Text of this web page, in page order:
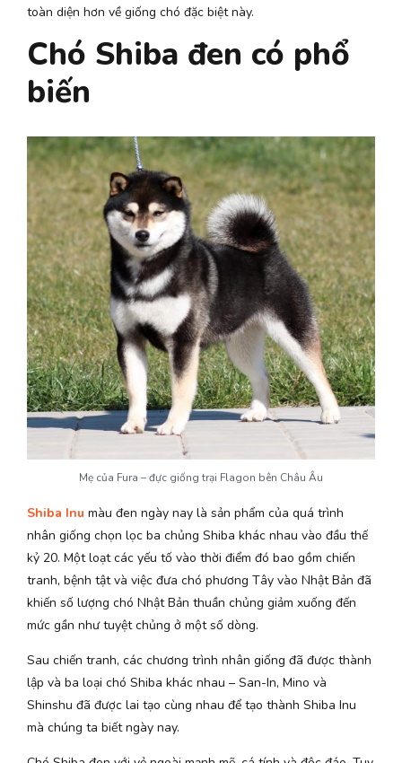
toàn diện hơn về giống chó đặc biệt này.
Chó Shiba đen có phổ
biến
Mẹ của Fura – đực giống trại Flagon bên Châu Âu
Shiba Inu màu đen ngày nay là sản phẩm của quá trình
nhân giống chọn lọc ba chủng Shiba khác nhau vào đầu thế
kỷ 20. Một loạt các yếu tố vào thời điểm đó bao gồm chiến
tranh, bệnh tật và việc đưa chó phương Tây vào Nhật Bản đã
khiến số lượng chó Nhật Bản thuần chủng giảm xuống đến
mức gần như tuyệt chủng ở một số dòng.
Sau chiến tranh, các chương trình nhân giống đã được thành
lập và ba loại chó Shiba khác nhau – San-In, Mino và
Shinshu đã được lai tạo cùng nhau để tạo thành Shiba Inu
mà chúng ta biết ngày nay.